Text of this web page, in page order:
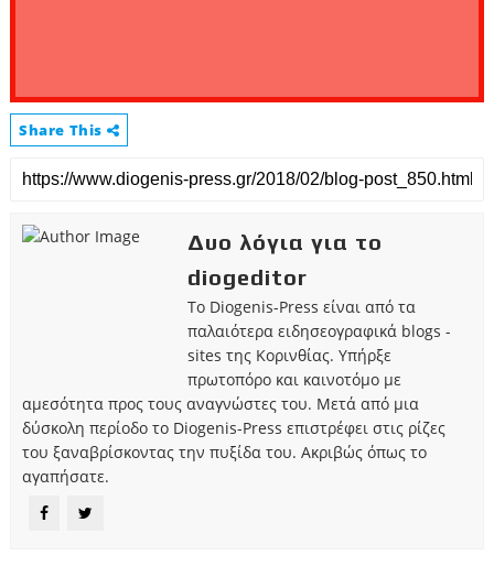
Share This
Δυο λόγια για το
diogeditor
Το Diogenis-Press είναι από τα
παλαιότερα ειδησεογραφικά blogs -
sites της Κορινθίας. Υπήρξε
πρωτοπόρο και καινοτόμο με
αμεσότητα προς τους αναγνώστες του. Μετά από μια
δύσκολη περίοδο το Diogenis-Press επιστρέφει στις ρίζες
του ξαναβρίσκοντας την πυξίδα του. Ακριβώς όπως το
αγαπήσατε.